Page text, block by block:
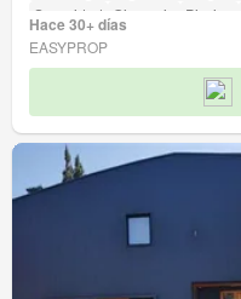
Seguridad
Gimnasio Piscina
Hace 30+ días
EASYPROP